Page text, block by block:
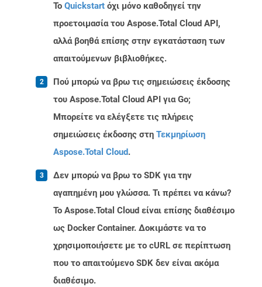
Το Quickstart όχι μόνο καθοδηγεί την
προετοιμασία του Aspose.Total Cloud API,
αλλά βοηθά επίσης στην εγκατάσταση των
απαιτούμενων βιβλιοθήκες.
Πού μπορώ να βρω τις σημειώσεις έκδοσης
του Aspose.Total Cloud API για Go;
Μπορείτε να ελέγξετε τις πλήρεις
σημειώσεις έκδοσης στη Τεκμηρίωση
Aspose.Total Cloud.
Δεν μπορώ να βρω το SDK για την
αγαπημένη μου γλώσσα. Τι πρέπει να κάνω?
Το Aspose.Total Cloud είναι επίσης διαθέσιμο
ως Docker Container. Δοκιμάστε να το
χρησιμοποιήσετε με το cURL σε περίπτωση
που το απαιτούμενο SDK δεν είναι ακόμα
διαθέσιμο.